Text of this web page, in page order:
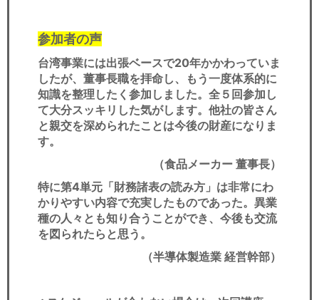
参加者の声
台湾事業には出張ベースで20年かかわっていま
したが、董事長職を拝命し、もう一度体系的に
知識を整理したく参加しました。全５回参加し
て大分スッキリした気がします。他社の皆さん
と親交を深められたことは今後の財産になりま
す。
（食品メーカー 董事長）
特に第4単元「財務諸表の読み方」は非常にわ
かりやすい内容で充実したものであった。異業
種の人々とも知り合うことができ、今後も交流
を図られたらと思う。
（半導体製造業 経営幹部）